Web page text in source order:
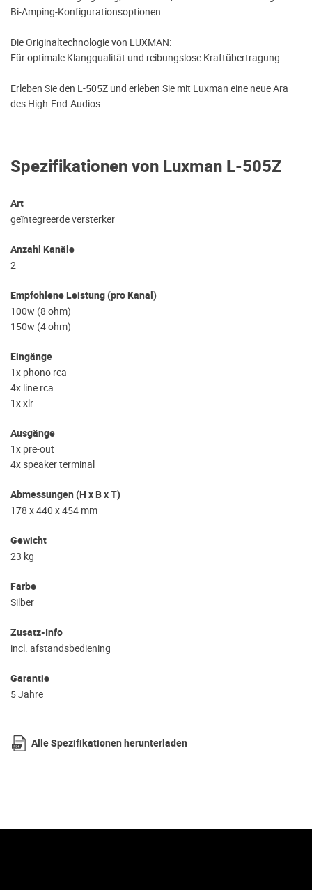
Spezifikationen von Luxman L-505Z
Art
geïntegreerde versterker
Anzahl Kanäle
2
Empfohlene Leistung (pro Kanal)
100w (8 ohm)
150w (4 ohm)
Eingänge
1x phono rca
4x line rca
1x xlr
Ausgänge
1x pre-out
4x speaker terminal
Abmessungen (H x B x T)
178 x 440 x 454 mm
Gewicht
23 kg
Farbe
Silber
Zusatz-Info
incl. afstandsbediening
Garantie
5 Jahre
Alle Spezifikationen herunterladen
Bi-Amping-Konfigurationsoptionen.
Die Originaltechnologie von LUXMAN:
Für optimale Klangqualität und reibungslose Kraftübertragung.
Erleben Sie den L-505Z und erleben Sie mit Luxman eine neue Ära
des High-End-Audios.